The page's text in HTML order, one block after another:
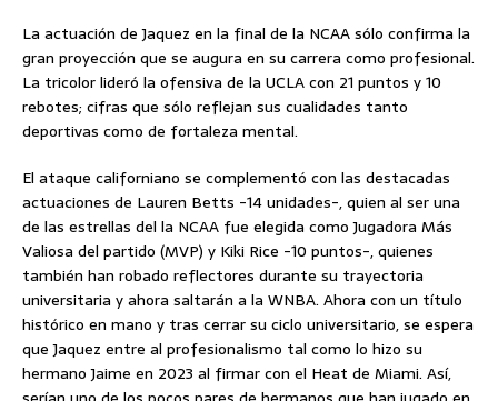
La actuación de Jaquez en la final de la NCAA sólo confirma la
gran proyección que se augura en su carrera como profesional.
La tricolor lideró la ofensiva de la UCLA con 21 puntos y 10
rebotes; cifras que sólo reflejan sus cualidades tanto
deportivas como de fortaleza mental.
El ataque californiano se complementó con las destacadas
actuaciones de Lauren Betts -14 unidades-, quien al ser una
de las estrellas del la NCAA fue elegida como Jugadora Más
Valiosa del partido (MVP) y Kiki Rice -10 puntos-, quienes
también han robado reflectores durante su trayectoria
universitaria y ahora saltarán a la WNBA. Ahora con un título
histórico en mano y tras cerrar su ciclo universitario, se espera
que Jaquez entre al profesionalismo tal como lo hizo su
hermano Jaime en 2023 al firmar con el Heat de Miami. Así,